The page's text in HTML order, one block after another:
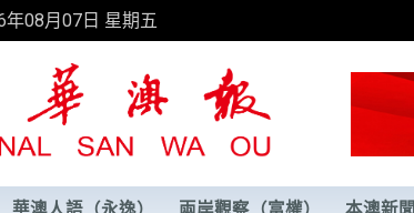
年08月07日 星期五
澳報